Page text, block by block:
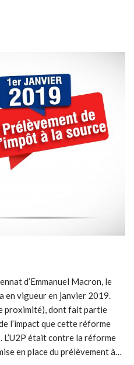
d’Emmanuel Macron, le
en vigueur en janvier 2019.
proximité), dont fait partie
l’impact que cette réforme
L’U2P était contre la réforme
en place du prélèvement à…